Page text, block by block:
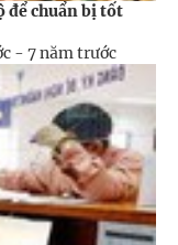
để chuẩn bị tốt
- 7 năm trước